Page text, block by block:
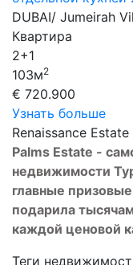
DUBAI/ Jumeirah
Квартира
2+1
103м2
€ 720.900
Узнать больше
Renaissance Estate
Palms Estate -
недвижимости
главные
подарила
каждой ценовой
Теги